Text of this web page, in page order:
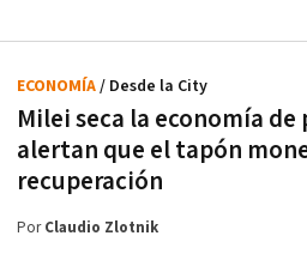
Milei seca la economía de
alertan que el tapón
recuperación
ECONOMÍA/ Desde la City
PorClaudio Zlotnik